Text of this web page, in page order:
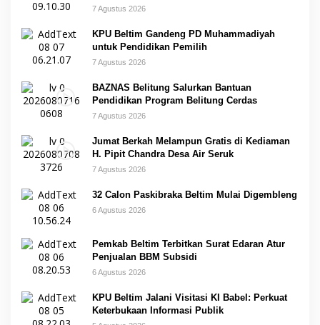
7 Agustus 2026
KPU Beltim Gandeng PD Muhammadiyah
untuk Pendidikan Pemilih
7 Agustus 2026
BAZNAS Belitung Salurkan Bantuan
Pendidikan Program Belitung Cerdas
7 Agustus 2026
Jumat Berkah Melampun Gratis di Kediaman
H. Pipit Chandra Desa Air Seruk
7 Agustus 2026
32 Calon Paskibraka Beltim Mulai Digembleng
6 Agustus 2026
Pemkab Beltim Terbitkan Surat Edaran Atur
Penjualan BBM Subsidi
6 Agustus 2026
KPU Beltim Jalani Visitasi KI Babel: Perkuat
Keterbukaan Informasi Publik